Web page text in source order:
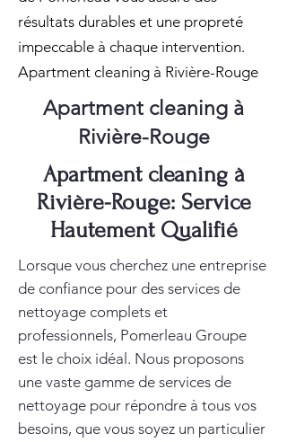
résultats durables et une propreté
impeccable à chaque intervention.
Apartment cleaning à Rivière-Rouge
Apartment cleaning à
Rivière-Rouge
Apartment cleaning à
Rivière-Rouge: Service
Hautement Qualifié
Lorsque vous cherchez une entreprise
de confiance pour des services de
nettoyage complets et
professionnels, Pomerleau Groupe
est le choix idéal. Nous proposons
une vaste gamme de services de
nettoyage pour répondre à tous vos
besoins, que vous soyez un particulier